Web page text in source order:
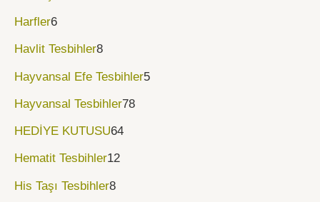
Harfler6
Havlit Tesbihler8
Hayvansal Efe Tesbihler5
Hayvansal Tesbihler78
HEDİYE KUTUSU64
Hematit Tesbihler12
His Taşı Tesbihler8